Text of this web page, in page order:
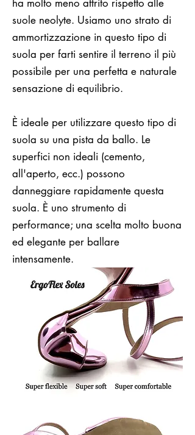
ha molto meno attrito rispetto alle
suole neolyte. Usiamo uno strato di
ammortizzazione in questo tipo di
suola per farti sentire il terreno il più
possibile per una perfetta e naturale
sensazione di equilibrio.
È ideale per utilizzare questo tipo di
suola su una pista da ballo. Le
superfici non ideali (cemento,
all'aperto, ecc.) possono
danneggiare rapidamente questa
suola. È uno strumento di
performance; una scelta molto buona
ed elegante per ballare
intensamente.